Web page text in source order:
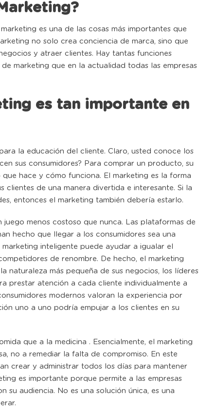
es una de las cosas más importantes que
no solo crea conciencia de marca, sino que
y atraer clientes. Hay tantas funciones
marketing que en la actualidad todas las empresas
es tan importante en
la educación del cliente. Claro, usted conoce los
sus consumidores? Para comprar un producto, su
hace y cómo funciona. El marketing es la forma
de una manera divertida e interesante. Si la
entonces el marketing también debería estarlo.
juego menos costoso que nunca. Las plataformas de
hecho que llegar a los consumidores sea una
inteligente puede ayudar a igualar el
de renombre. De hecho, el marketing
naturaleza más pequeña de sus negocios, los líderes
prestar atención a cada cliente individualmente a
modernos valoran la experiencia por
uno a uno podría empujar a los clientes en su
que a la medicina . Esencialmente, el marketing
no a remediar la falta de compromiso. En este
crear y administrar todos los días para mantener
es importante porque permite a las empresas
su audiencia. No es una solución única, es una